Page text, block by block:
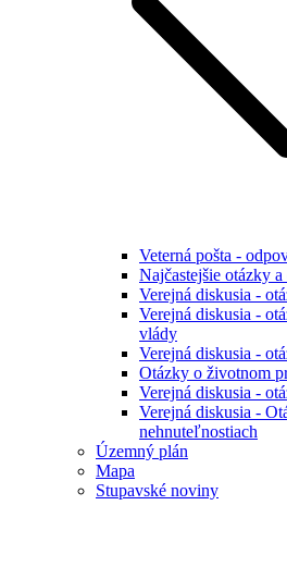
Veterná pošta -
Najčastejšie otázky
Verejná diskusia -
Verejná diskusia -
vlády
Verejná diskusia -
Otázky o životnom
Verejná diskusia -
Verejná diskusia -
nehnuteľnostiach
Územný plán
Mapa
Stupavské noviny